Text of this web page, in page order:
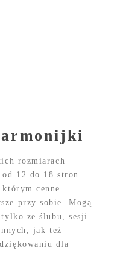
rozmiarach
od 12 do 18 stron.
cenne
przy sobie. Mogą
ze ślubu, sesji
jak też
dla